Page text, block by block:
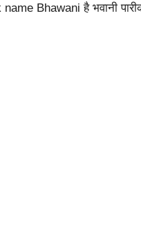
Bhawani है भवानी